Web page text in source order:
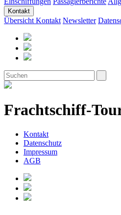
Kontakt
Übersicht Kontakt Newsletter
Frachtschiff-
Kontakt
Datenschutz
Impressum
AGB